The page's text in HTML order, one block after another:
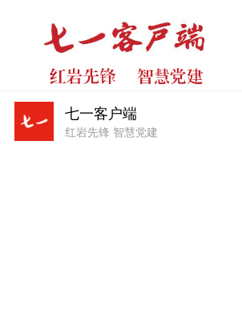
七一客户端
红岩先锋 智慧党建